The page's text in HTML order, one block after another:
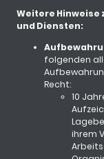
Weitere
und Diensten:
folgenden
Recht:
10
ihrem